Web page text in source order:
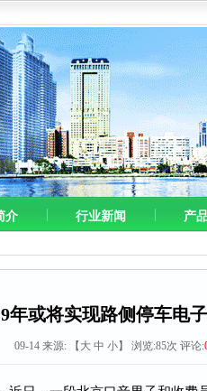
介 行业新闻 产
年或将实现路侧停车电
09-14 来源: 【 大 中 小】 浏览:85次 评论: